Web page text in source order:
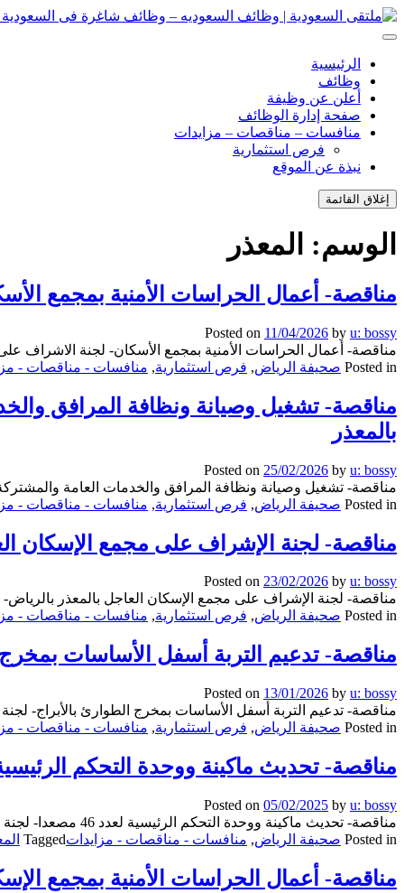
انتقل
إلى
الرئيسية
وظائف
أعلن عن وظيفة
صفحة إدارة الوظائف
منافسات – مناقصات – مزايدات
فرص استثمارية
نبذة عن الموقع
إغلاق القائمة
الوسم: المعذر
مناقصة- أعمال الحراسات الأمنية بمجمع
Posted on 11/04/2026 by u: bossy
مناقصة- أعمال الحراسات الأمنية بمجمع الأسكان- لجنة الاشراف
Posted in صحيفة الرياض, فرص استثمارية, منافسات - مناقصات -
مناقصة- تشغيل وصيانة ونظافة المرافق
بالمعذر
Posted on 25/02/2026 by u: bossy
مناقصة- تشغيل وصيانة ونظافة المرافق والخدمات العامة
Posted in صحيفة الرياض, فرص استثمارية, منافسات - مناقصات -
مناقصة- لجنة الإشراف على مجمع الإسكان
Posted on 23/02/2026 by u: bossy
مناقصة- لجنة الإشراف على مجمع الإسكان العاجل بالمعذر
Posted in صحيفة الرياض, فرص استثمارية, منافسات - مناقصات -
مناقصة- تدعيم التربة أسفل الأساسات
Posted on 13/01/2026 by u: bossy
مناقصة- تدعيم التربة أسفل الأساسات بمخرج الطوارئ بالأبراج-
Posted in صحيفة الرياض, فرص استثمارية, منافسات - مناقصات -
مناقصة- تحديث ماكينة ووحدة التحكم الرئيسية لعدد 46 مصعدا- لجنة الإشراف على مجمع
Posted on 05/02/2025 by u: bossy
مناقصة- تحديث ماكينة ووحدة التحكم الرئيسية لعدد 46 مصعدا- لجنة الإشراف على مجمع الإسكان بالمعذر تعلن لجنة الإشراف على مجمع الإسكان بالمعذر عن المناقصة التالية...
Posted in صحيفة الرياض, منافسات - مناقصات - مزايداتTagged
مناقصة- أعمال الحراسات الأمنية بمجمع